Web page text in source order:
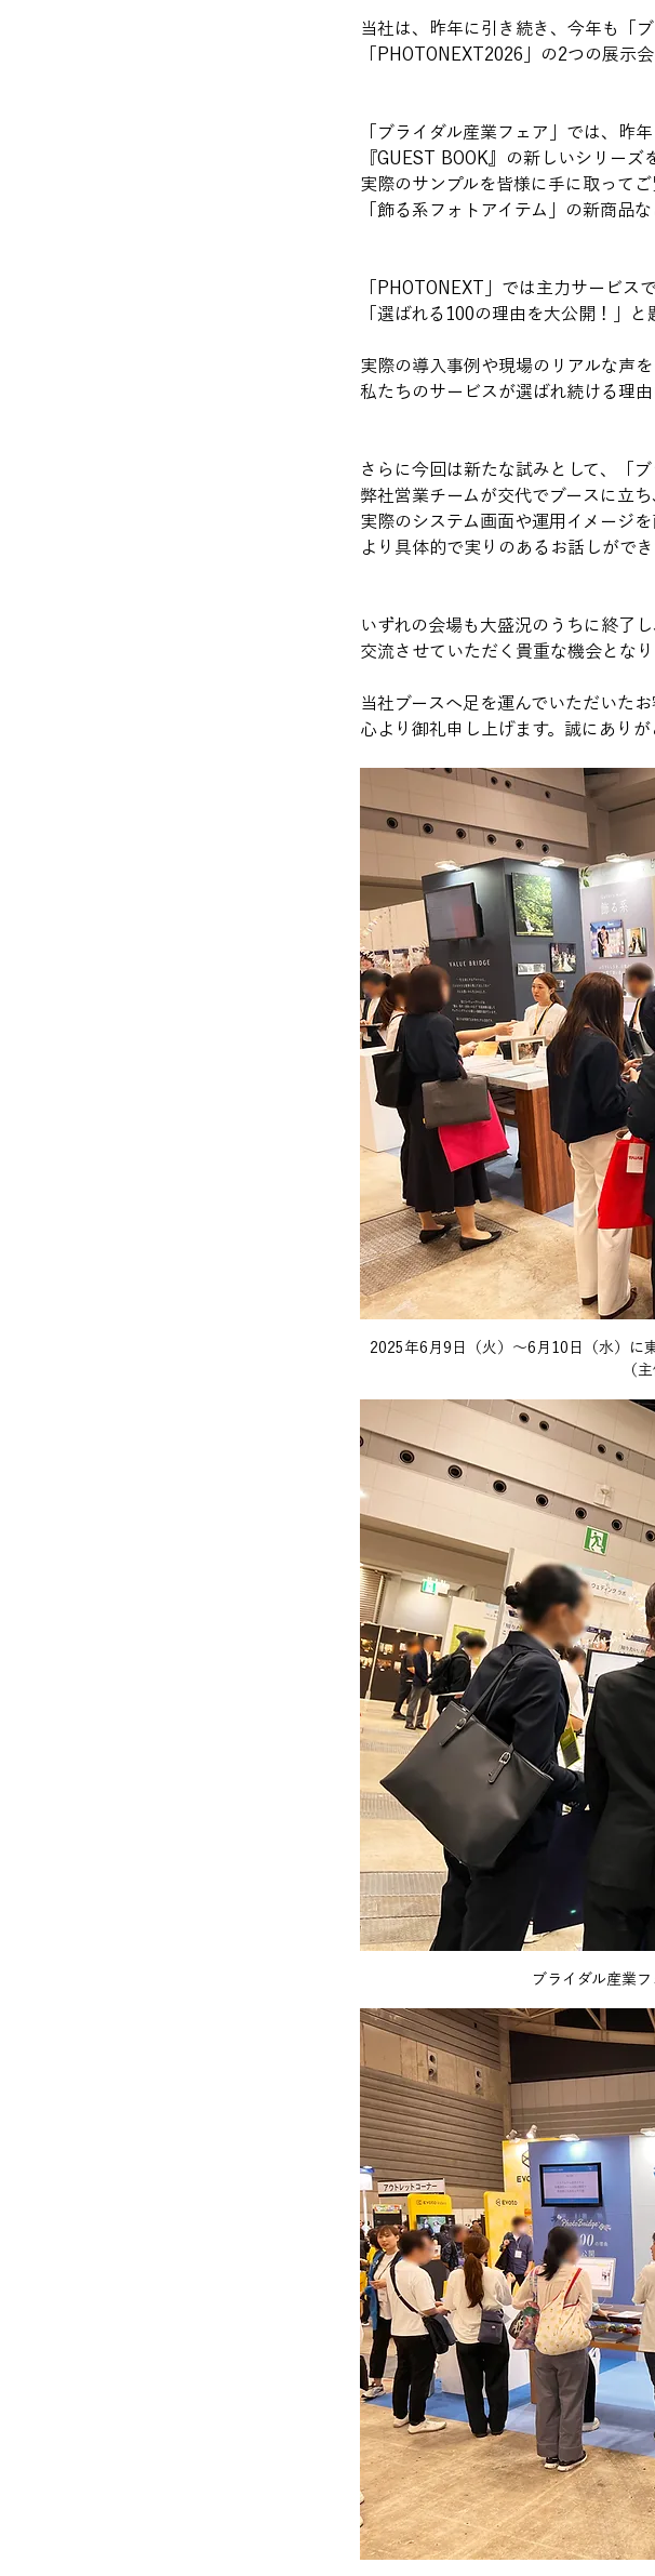
当社は、昨年に引き続き、今年も「
「PHOTONEXT2026」の2つの展示
「ブライダル産業フェア」では、昨
『GUEST BOOK』の新しいシリーズ
実際のサンプルを皆様に手に取ってご
「飾る系フォトアイテム」の新商品
「PHOTONEXT」では主力サービス
「選ばれる100の理由を大公開！」と
実際の導入事例や現場のリアルな声を
私たちのサービスが選ばれ続ける理
さらに今回は新たな試みとして、「
弊社営業チームが交代でブースに立
実際のシステム画面や運用イメージ
より具体的で実りのあるお話しができ
いずれの会場も大盛況のうちに終了
交流させていただく貴重な機会となり
当社ブースへ足を運んでいただいた
心より御礼申し上げます。誠にありが
2025年6月9日（火）～6月10日（水）に
（
ブライダル産業